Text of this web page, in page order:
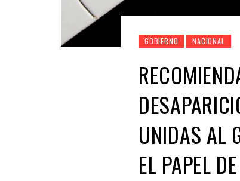
GOBIERNO NACIONAL
UNIDAS AL
EL PAPEL